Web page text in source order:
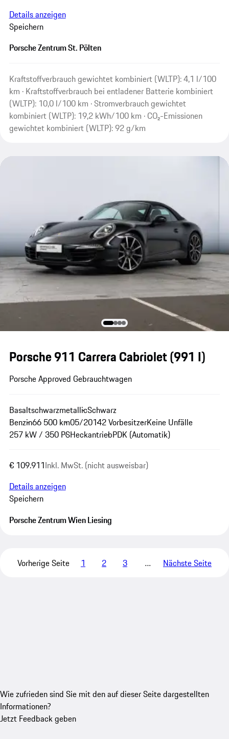
Details anzeigen
Speichern
Porsche Zentrum St. Pölten
Kraftstoffverbrauch gewichtet kombiniert (WLTP): 4,1 l/100
km · Kraftstoffverbrauch bei entladener Batterie kombiniert
(WLTP): 10,0 l/100 km · Stromverbrauch gewichtet
kombiniert (WLTP): 19,2 kWh/100 km · CO₂-Emissionen
gewichtet kombiniert (WLTP): 92 g/km
Porsche 911 Carrera Cabriolet(991 I)
Porsche Approved Gebrauchtwagen
BasaltschwarzmetallicSchwarz
Benzin66 500 km05/20142 VorbesitzerKeine Unfälle
257 kW / 350 PSHeckantriebPDK (Automatik)
€ 109.911Inkl. MwSt. (nicht ausweisbar)
Details anzeigen
Speichern
Porsche Zentrum Wien Liesing
Vorherige Seite 1 2 3 … Nächste Seite
Wie zufrieden sind Sie mit den auf dieser Seite dargestellten
Informationen?
Jetzt Feedback geben